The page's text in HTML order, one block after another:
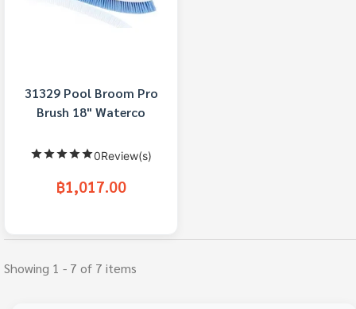
31329 Pool Broom Pro
Brush 18" Waterco
0Review(s)
฿1,017.00
Showing 1 - 7 of 7 items